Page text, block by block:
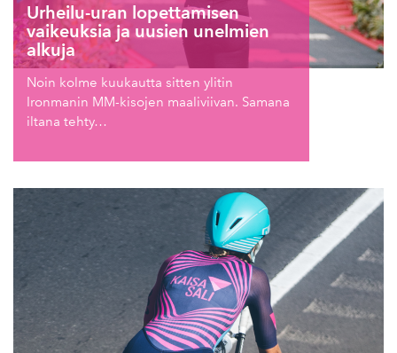
Urheilu-uran lopettamisen
vaikeuksia ja uusien unelmien
alkuja
Noin kolme kuukautta sitten ylitin
Ironmanin MM-kisojen maaliviivan. Samana
iltana tehty…